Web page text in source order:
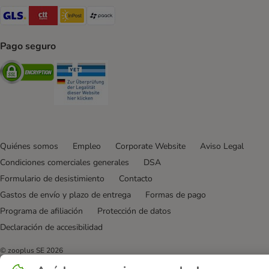
GLS Shipping Method
CTTExpress Shipping Method
InPost Shipping Method
Pago seguro
Security
Quiénes somos Empleo Corporate Website
Aviso Legal
Condiciones comerciales generales
DSA
Formulario de desistimiento
Contacto
Gastos de envío y plazo de entrega
Formas de pago
Programa de afiliación
Protección de datos
Declaración de accesibilidad
© zooplus SE 2026